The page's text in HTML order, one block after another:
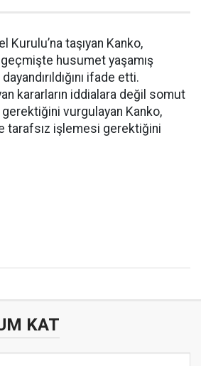
Kurulu’na taşıyan Kanko,
geçmişte husumet yaşamış
ifade etti.
kararların iddialara değil somut
vurgulayan Kanko,
tarafsız işlemesi gerektiğini
KAT